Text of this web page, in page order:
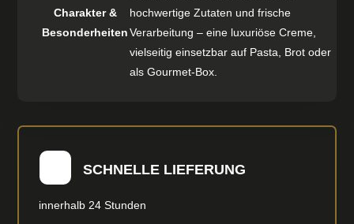
Charakter &
Besonderheiten
hochwertige Zutaten und frische
Verarbeitung – eine luxuriöse Creme,
vielseitig einsetzbar auf Pasta, Brot oder
als Gourmet‑Box.
SCHNELLE LIEFERUNG
innerhalb 24 Stunden